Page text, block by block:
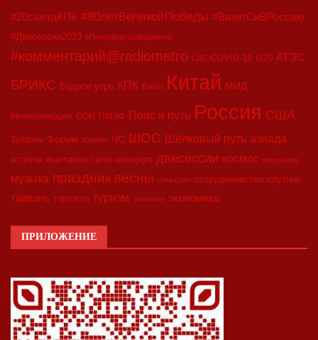
#20съездКПК #80летВеликойПобеды #ВизитСиВРоссию
#Двесессии2023 #Петербургскийдневник
#комментарий@radiometro CIIE COVID-19 G20 АТЭС
БРИКС Бодрое утро КПК Кино Китай МИД
Минкоммерции ООН ПМЭФ Пояс и путь Россия США
Тайвань Форум Харбин ЧС ШОС Шёлковый путь азиада
встреча выставка гала-концерт двесессии космос медицина
музыка праздник весны синьцзян сотрудничество спутник
тайвань торговля туризм экология экономика
ПРИЛОЖЕНИЕ